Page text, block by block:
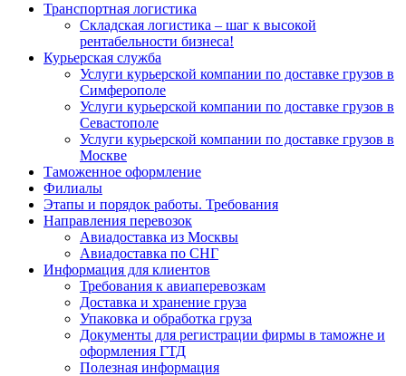
Транспортная логистика
Складская логистика – шаг к высокой
рентабельности бизнеса!
Курьерская служба
Услуги курьерской компании по доставке грузов в
Симферополе
Услуги курьерской компании по доставке грузов в
Севастополе
Услуги курьерской компании по доставке грузов в
Москве
Таможенное оформление
Филиалы
Этапы и порядок работы. Требования
Направления перевозок
Авиадоставка из Москвы
Авиадоставка по СНГ
Информация для клиентов
Требования к авиаперевозкам
Доставка и хранение груза
Упаковка и обработка груза
Документы для регистрации фирмы в таможне и
оформления ГТД
Полезная информация